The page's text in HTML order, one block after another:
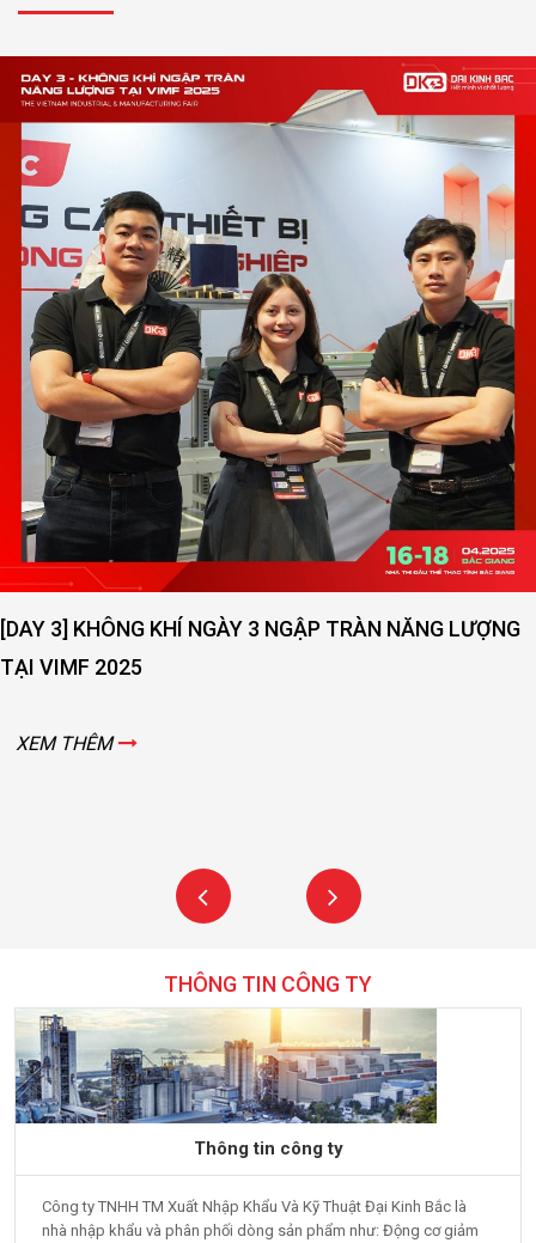
[DAY 3] KHÔNG KHÍ NGÀY 3 NGẬP TRÀN NĂNG LƯỢNG
TẠI VIMF 2025
XEM THÊM
THÔNG TIN CÔNG TY
Thông tin công ty
Công ty TNHH TM Xuất Nhập Khẩu Và Kỹ Thuật Đại Kinh Bắc là
nhà nhập khẩu và phân phối dòng sản phẩm như: Động cơ giảm